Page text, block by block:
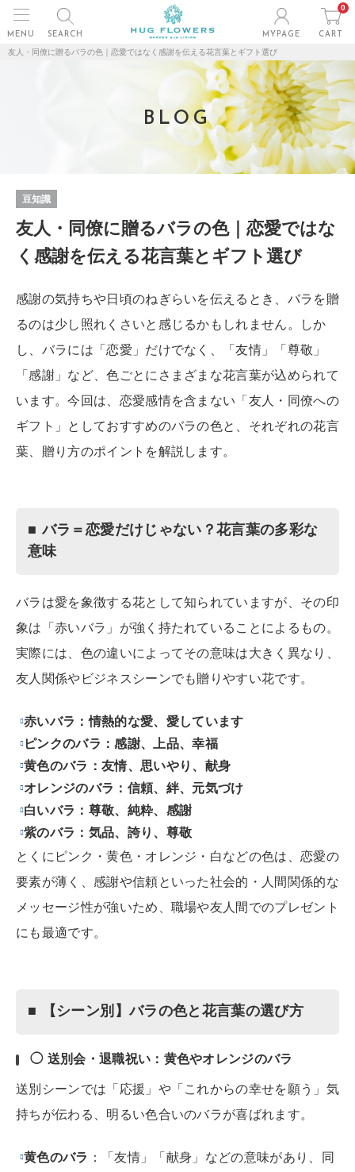
MENU SEARCH MYPAGE
0
CART
友人・同僚に贈るバラの色｜恋愛ではなく感謝を伝える花言葉とギフト選び
BLOG
豆知識
友人・同僚に贈るバラの色｜恋愛ではな
く感謝を伝える花言葉とギフト選び
感謝の気持ちや日頃のねぎらいを伝えるとき、バラを贈
るのは少し照れくさいと感じるかもしれません。しか
し、バラには「恋愛」だけでなく、「友情」「尊敬」
「感謝」など、色ごとにさまざまな花言葉が込められて
います。今回は、恋愛感情を含まない「友人・同僚への
ギフト」としておすすめのバラの色と、それぞれの花言
葉、贈り方のポイントを解説します。
■ バラ＝恋愛だけじゃない？花言葉の多彩な
意味
バラは愛を象徴する花として知られていますが、その印
象は「赤いバラ」が強く持たれていることによるもの。
実際には、色の違いによってその意味は大きく異なり、
友人関係やビジネスシーンでも贈りやすい花です。
赤いバラ：情熱的な愛、愛しています
ピンクのバラ：感謝、上品、幸福
黄色のバラ：友情、思いやり、献身
オレンジのバラ：信頼、絆、元気づけ
白いバラ：尊敬、純粋、感謝
紫のバラ：気品、誇り、尊敬
とくにピンク・黄色・オレンジ・白などの色は、恋愛の
要素が薄く、感謝や信頼といった社会的・人間関係的な
メッセージ性が強いため、職場や友人間でのプレゼント
にも最適です。
■ 【シーン別】バラの色と花言葉の選び方
◯ 送別会・退職祝い：黄色やオレンジのバラ
送別シーンでは「応援」や「これからの幸せを願う」気
持ちが伝わる、明るい色合いのバラが喜ばれます。
黄色のバラ
：「友情」「献身」などの意味があり、同